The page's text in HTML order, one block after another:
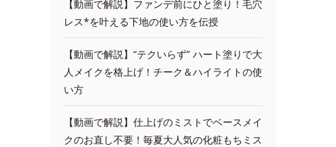
【動画で解説】ファンデ前にひと塗り！毛穴
レス*を叶える下地の使い方を伝授
【動画で解説】“テクいらず” ハート塗りで大
人メイクを格上げ！チーク＆ハイライトの使
い方
【動画で解説】仕上げのミストでベースメイ
クのお直し不要！毎夏大人気の化粧もちミス